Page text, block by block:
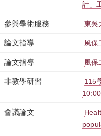
計」
參與學術服務 東吳
論文指導 風保
論文指導 風保
非教學研習
115
會議論文